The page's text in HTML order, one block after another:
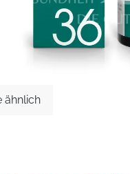
ähnlich